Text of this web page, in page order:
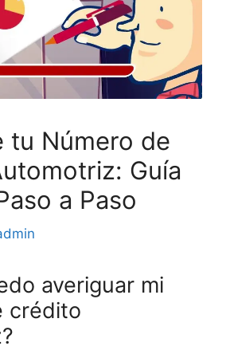
tu Número de
Guía
a Paso
averiguar mi
crédito